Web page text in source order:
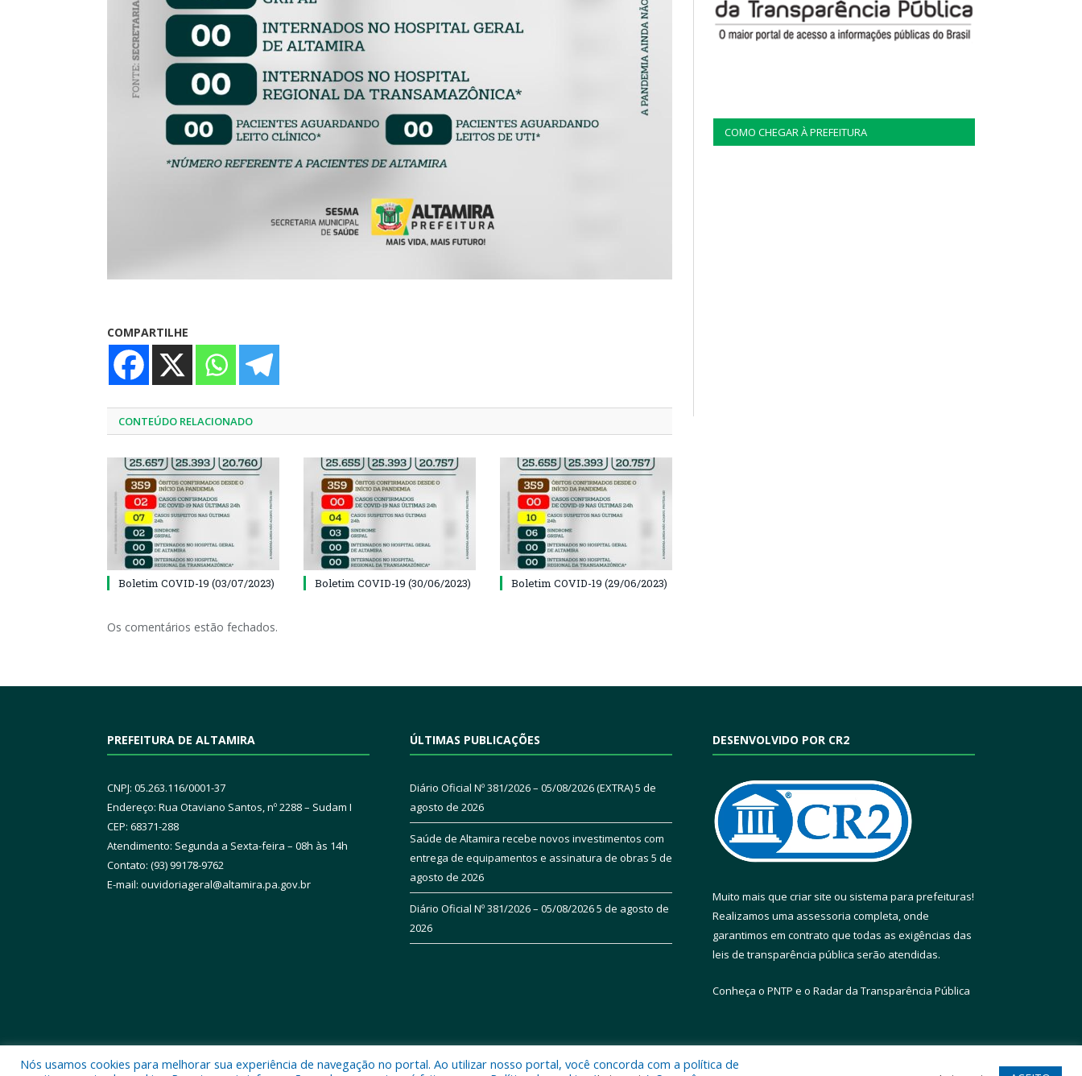
COMPARTILHE
CONTEÚDO RELACIONADO
Boletim COVID-19 (03/07/2023) Boletim COVID-19 (30/06/2023) Boletim COVID-19 (29/06/2023)
Os comentários estão fechados.
COMO CHEGAR À PREFEITURA
PREFEITURA DE ALTAMIRA
CNPJ: 05.263.116/0001-37
Endereço: Rua Otaviano Santos, nº 2288 – Sudam I
CEP: 68371-288
Atendimento: Segunda a Sexta-feira – 08h às 14h
Contato: (93) 99178-9762
E-mail: ouvidoriageral@altamira.pa.gov.br
ÚLTIMAS PUBLICAÇÕES
Diário Oficial Nº 381/2026 – 05/08/2026 (EXTRA)5 de
agosto de 2026
Saúde de Altamira recebe novos investimentos com
entrega de equipamentos e assinatura de obras 5 de
agosto de 2026
Diário Oficial Nº 381/2026 – 05/08/20265 de agosto de
2026
DESENVOLVIDO POR CR2
Muito mais que criar site ou sistema para prefeituras!
Realizamos uma assessoria completa, onde
garantimos em contrato que todas as exigências das
leis de transparência pública serão atendidas.
Conheça o PNTP e o Radar da Transparência Pública
Nós usamos cookies para melhorar sua experiência de navegação no portal. Ao utilizar nosso portal, você concorda com a política de